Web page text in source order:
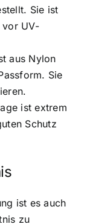
Sie ist
vor UV-
aus Nylon
Sie
ist extrem
Schutz
ist es auch
zu